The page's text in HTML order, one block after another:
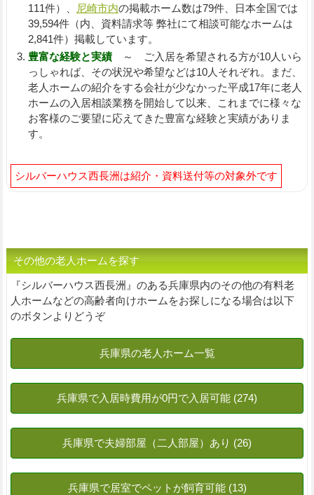
111件）、
尼崎市内の掲載ホーム数は79件、日本全国では
39,594件（内、資料請求等 弊社にて相談可能なホームは
2,841件）掲載しています。
豊富な経験と実績～ ご入居を希望される方が10人いら
っしゃれば、その状況や希望などは10人それぞれ。まだ、
老人ホームの紹介をする会社が少なかった平成17年に老人
ホームの入居相談業務を開始して以来、これまでに様々な
お客様のご要望に応えてきた豊富な経験と実績がありま
す。
シルバーハウス西長洲は紹介・資料送付等の対象外です
その他の老人ホームを探す
『シルバーハウス西長洲』のある兵庫県内のその他の有料老
人ホームなどの高齢者向けホームをお探しになる場合は以下
のボタンよりどうぞ